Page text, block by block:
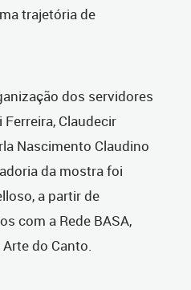
trajetória de
dos servidores
Claudecir
Nascimento Claudino
da mostra foi
a partir de
com a Rede BASA,
Arte do Canto.